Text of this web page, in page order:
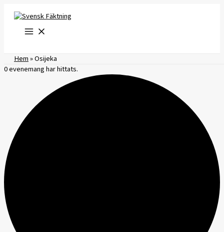
innehåll
Hem»Osijeka
0 evenemang har hittats.